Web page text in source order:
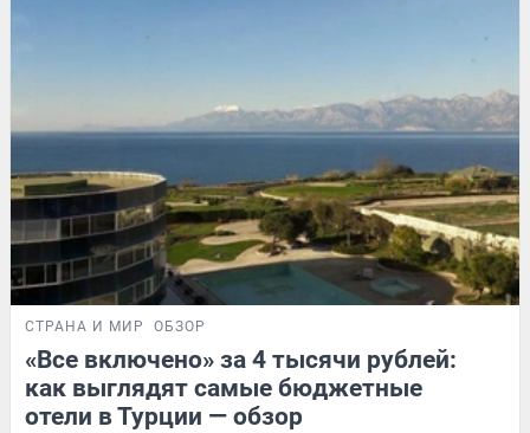
СТРАНА И МИР ОБЗОР
«Все включено» за 4 тысячи рублей:
как выглядят самые бюджетные
отели в Турции — обзор